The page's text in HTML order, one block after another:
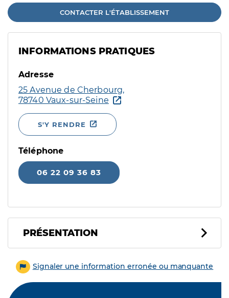
CONTACTER L'ÉTABLISSEMENT
INFORMATIONS PRATIQUES
Adresse
25 Avenue de Cherbourg,
78740 Vaux-sur-Seine
S'Y RENDRE
Téléphone
06 22 09 36 83
PRÉSENTATION
Signaler une information erronée ou manquante